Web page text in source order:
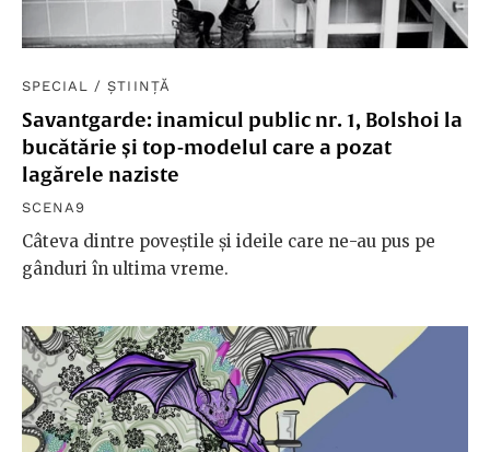
SPECIAL /ȘTIINȚĂ
Savantgarde: inamicul public nr. 1, Bolshoi la
bucătărie și top-modelul care a pozat
lagărele naziste
SCENA9
Câteva dintre poveștile și ideile care ne-au pus pe
gânduri în ultima vreme.